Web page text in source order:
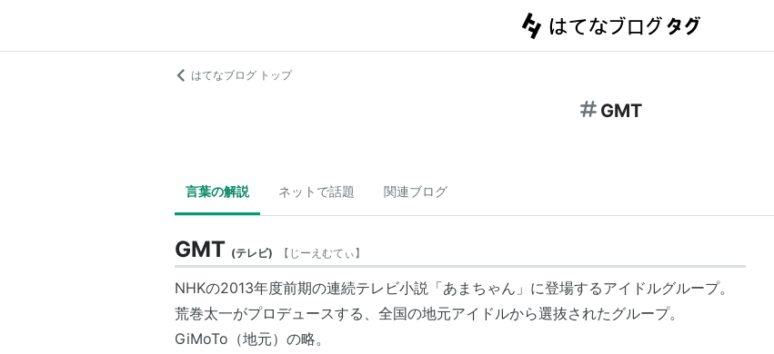
はてなブログ トップ
GMT
言葉の解説 ネットで話題 関連ブログ
GMT (テレビ) 【 じーえむてぃ】
NHKの2013年度前期の連続テレビ小説「あまちゃん 」に登場するアイドルグループ。
荒巻太一がプロデュースする、全国の地元アイドルから選抜されたグループ。
GiMoTo（地元）の略。